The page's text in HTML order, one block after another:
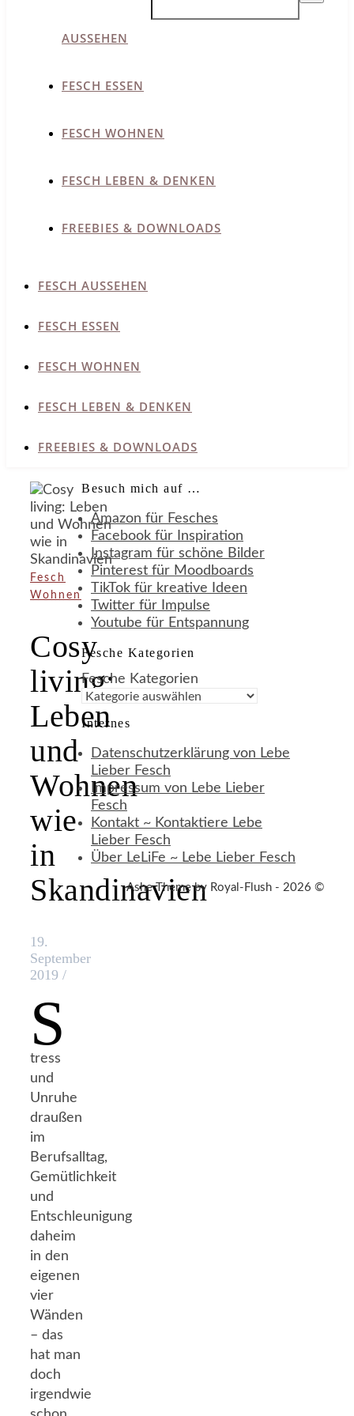
AUSSEHEN
FESCH ESSEN
FESCH WOHNEN
FESCH LEBEN & DENKEN
FREEBIES & DOWNLOADS
FESCH AUSSEHEN
FESCH ESSEN
FESCH WOHNEN
FESCH LEBEN & DENKEN
FREEBIES & DOWNLOADS
Fesch
Wohnen
Cosy
living:
Leben
und
Wohnen
wie
in
Skandinavien
19.
September
2019 /
S
tress
und
Unruhe
draußen
im
Berufsalltag,
Gemütlichkeit
und
Entschleunigung
daheim
in den
eigenen
vier
Wänden
– das
hat man
doch
irgendwie
Besuch mich auf …
Amazon für Fesches
Facebook für Inspiration
Instagram für schöne Bilder
Pinterest für Moodboards
TikTok für kreative Ideen
Twitter für Impulse
Youtube für Entspannung
Fesche Kategorien
Fesche Kategorien
Internes
Datenschutzerklärung von Lebe
Lieber Fesch
Impressum von Lebe Lieber
Fesch
Kontakt ~ Kontaktiere Lebe
Lieber Fesch
Über LeLiFe ~ Lebe Lieber Fesch
Ashe Theme by Royal-Flush - 2026 ©